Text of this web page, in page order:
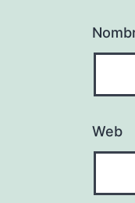
Web